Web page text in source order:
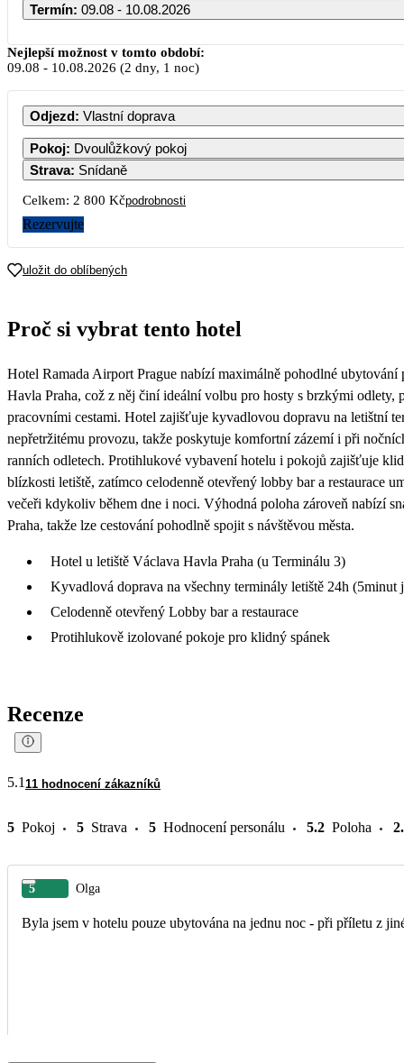
Termín: 09.08 - 10.08.2026
Srpen 2026
PO ÚT ST ČT PÁ SO
1
3 4 5 6 7 8
1 400 1 400 1 400 1 400 1 400 1 400
24 25
31
1 400
Nejlepší možnost v tomto období:
09.08 - 10.08.2026 (2 dny, 1 noc)
Odjezd: Vlastní doprava
Pokoj: Dvoulůžkový pokoj
Strava: Snídaně
Celkem: 2 800 Kčpodrobnosti
Rezervujte
uložit do oblíbených
Proč si vybrat tento hotel
Hotel Ramada Airport Prague nabízí maximálně pohodlné
Havla Praha, což z něj činí ideální volbu pro hosty s brzkými odlety,
pracovními cestami. Hotel zajišťuje kyvadlovou dopravu na letištní
nepřetržitému provozu, takže poskytuje komfortní zázemí i při
ranních odletech. Protihlukové vybavení hotelu i pokojů zajišťuje
blízkosti letiště, zatímco celodenně otevřený lobby bar a restaurace
večeři kdykoliv během dne i noci. Výhodná poloha zároveň nabízí
Praha, takže lze cestování pohodlně spojit s návštěvou města.
Hotel u letiště Václava Havla Praha (u Terminálu 3)
Kyvadlová doprava na všechny terminály letiště 24h (5minut
Celodenně otevřený Lobby bar a restaurace
Protihlukově izolované pokoje pro klidný spánek
Recenze
5.1 11 hodnocení zákazníků
5 Pokoj 5 Strava 5 Hodnocení personálu 5.2 Poloha
5 Olga
Byla jsem v hotelu pouze ubytována na jednu noc - při příletu z